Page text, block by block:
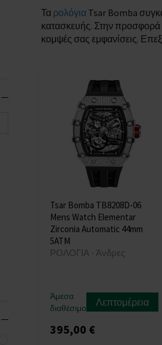
Τα ρολόγια Tsar Bomba
κατασκευής. Στην προσφορά
κομψές σας εμφανίσεις.
Tsar Bomba TB8208D-06
Mens Watch Elementar
Zirconia Automatic 44mm
5ATM
ΡΟΛΟΓΙΑ - Άνδρες
Άμεσα
διαθέσιμο
Λεπτομέρεια
395,00 €